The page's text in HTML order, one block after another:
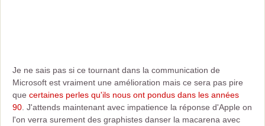
Je ne sais pas si ce tournant dans la communication de
Microsoft est vraiment une amélioration mais ce sera pas pire
que certaines perles qu'ils nous ont pondus dans les années
90 . J'attends maintenant avec impatience la réponse d'Apple on
l'on verra surement des graphistes danser la macarena avec